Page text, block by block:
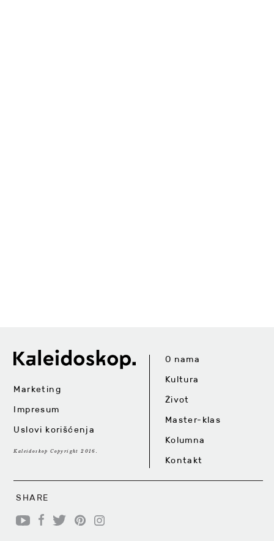
Marketing
Impresum
Uslovi korišćenja
Kaleidoskop Copyright 2016.
O nama
Kultura
Život
Master-klas
Kolumna
Kontakt
SHARE